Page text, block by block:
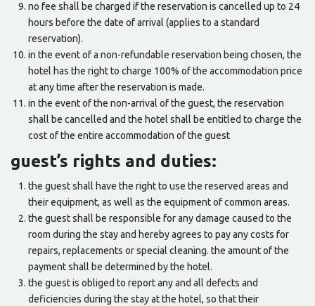
no fee shall be charged if the reservation is cancelled up to 24
hours before the date of arrival (applies to a standard
reservation).
in the event of a non-refundable reservation being chosen, the
hotel has the right to charge 100% of the accommodation price
at any time after the reservation is made.
in the event of the non-arrival of the guest, the reservation
shall be cancelled and the hotel shall be entitled to charge the
cost of the entire accommodation of the guest
guest’s rights and duties:
the guest shall have the right to use the reserved areas and
their equipment, as well as the equipment of common areas.
the guest shall be responsible for any damage caused to the
room during the stay and hereby agrees to pay any costs for
repairs, replacements or special cleaning. the amount of the
payment shall be determined by the hotel.
the guest is obliged to report any and all defects and
deficiencies during the stay at the hotel, so that their